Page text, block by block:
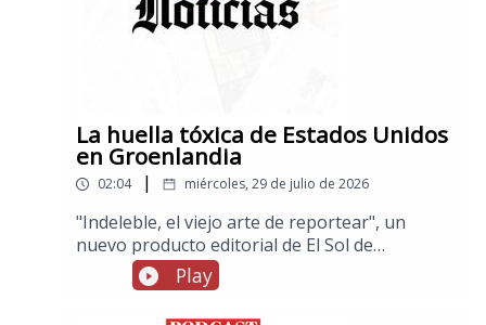
La huella tóxica de Estados Unidos
en Groenlandia
02:04 | miércoles, 29 de julio de 2026
"Indeleble, el viejo arte de reportear", un
nuevo producto editorial de El Sol de
México.Estados Unidos ha dejado en
Groenlandia una contaminación más extensa
de lo que se había revelado
Play